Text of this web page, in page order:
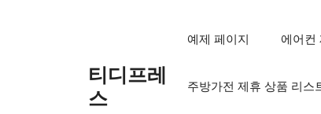
티디프레
스
예제 페이지 에어컨
주방가전 제휴 상품 리스